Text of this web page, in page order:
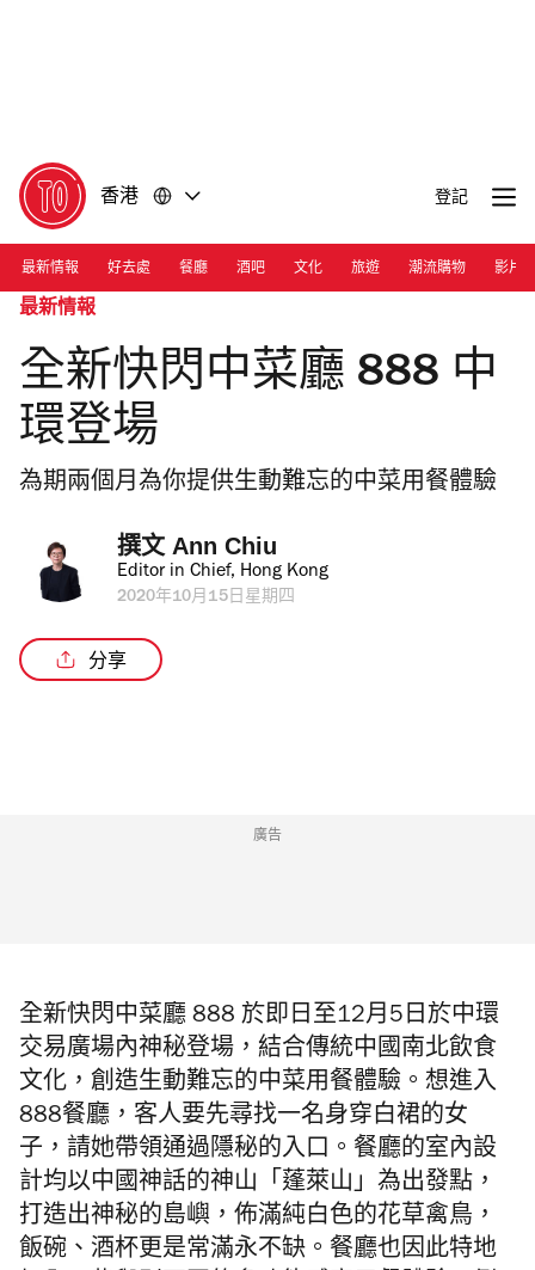
香港 登記
最新情報 好去處 餐廳 酒吧 文化 旅遊 潮流購物 影片
最新情報
全新快閃中菜廳 888 中
環登場
為期兩個月為你提供生動難忘的中菜用餐體驗
撰文 Ann Chiu
Editor in Chief, Hong Kong
2020年10月15日星期四
分享
廣告
全新快閃中菜廳 888 於即日至12月5日於中環
交易廣場內神秘登場，結合傳統中國南北飲食
文化，創造生動難忘的中菜用餐體驗。想進入
888餐廳，客人要先尋找一名身穿白裙的女
子，請她帶領通過隱秘的入口。餐廳的室內設
計均以中國神話的神山「蓬萊山」為出發點，
打造出神秘的島嶼，佈滿純白色的花草禽鳥，
飯碗、酒杯更是常滿永不缺。餐廳也因此特地